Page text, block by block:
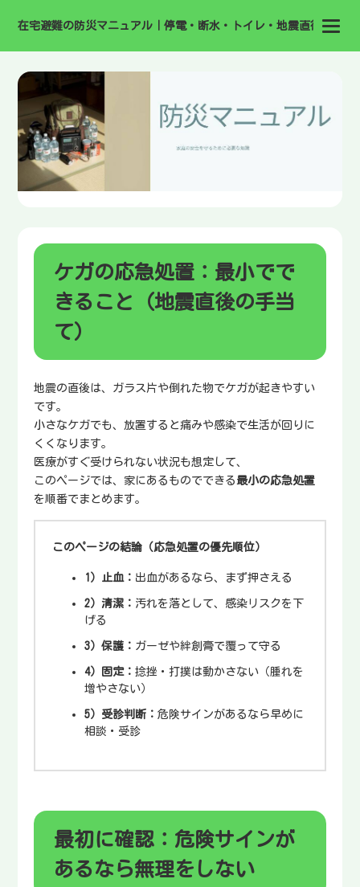
在宅避難の防災マニュアル｜停電・断水・トイレ・地震直後の備え
ケガの応急処置：最小でで
きること（地震直後の手当
て）
地震の直後は、ガラス片や倒れた物でケガが起きやすい
です。
小さなケガでも、放置すると痛みや感染で生活が回りに
くくなります。
医療がすぐ受けられない状況も想定して、
このページでは、家にあるものでできる 最小の応急処置
を順番でまとめます。
このページの結論（応急処置の優先順位）
1）止血： 出血があるなら、まず押さえる
2）清潔： 汚れを落として、感染リスクを下
げる
3）保護： ガーゼや絆創膏で覆って守る
4）固定：捻挫・打撲は動かさない（腫れを
増やさない）
5）受診判断：危険サインがあるなら早めに
相談・受診
最初に確認：危険サインが
あるなら無理をしない